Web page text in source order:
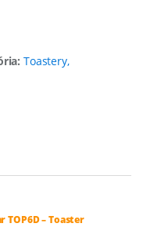
Toastery,
TOP6D – Toaster